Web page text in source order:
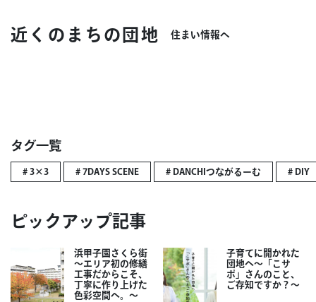
近くのまちの団地 住まい情報へ
タグ一覧
# 3×3 # 7DAYS SCENE # DANCHIつながるーむ # DIY
ピックアップ記事
浜甲子園さくら街
～エリア初の修繕
工事だからこそ、
丁寧に作り上げた
色彩空間へ。～
子育てに開かれた
団地へ～「こサ
ポ」さんのこと、
ご存知ですか？～